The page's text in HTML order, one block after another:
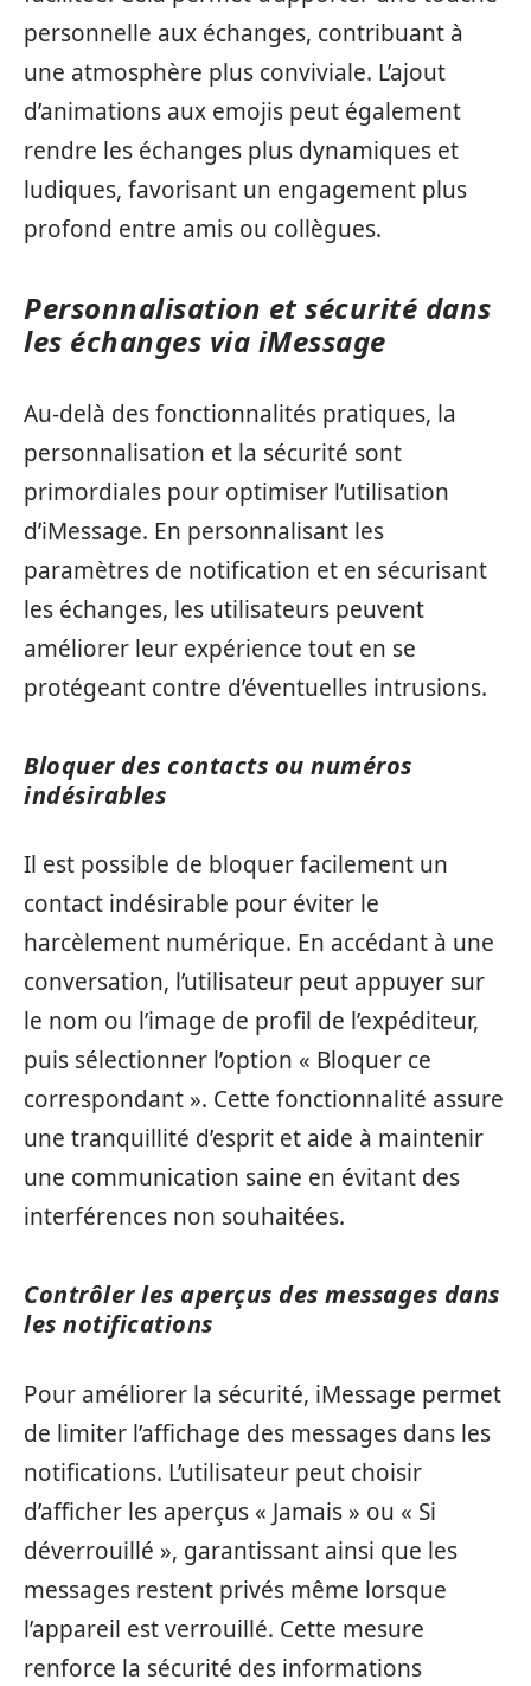
personnelle aux échanges, contribuant à
une atmosphère plus conviviale. L’ajout
d’animations aux emojis peut également
rendre les échanges plus dynamiques et
ludiques, favorisant un engagement plus
profond entre amis ou collègues.
Personnalisation et sécurité dans
les échanges via iMessage
Au-delà des fonctionnalités pratiques, la
personnalisation et la sécurité sont
primordiales pour optimiser l’utilisation
d’iMessage. En personnalisant les
paramètres de notification et en sécurisant
les échanges, les utilisateurs peuvent
améliorer leur expérience tout en se
protégeant contre d’éventuelles intrusions.
Bloquer des contacts ou numéros
indésirables
Il est possible de bloquer facilement un
contact indésirable pour éviter le
harcèlement numérique. En accédant à une
conversation, l’utilisateur peut appuyer sur
le nom ou l’image de profil de l’expéditeur,
puis sélectionner l’option « Bloquer ce
correspondant ». Cette fonctionnalité assure
une tranquillité d’esprit et aide à maintenir
une communication saine en évitant des
interférences non souhaitées.
Contrôler les aperçus des messages dans
les notifications
Pour améliorer la sécurité, iMessage permet
de limiter l’affichage des messages dans les
notifications. L’utilisateur peut choisir
d’afficher les aperçus « Jamais » ou « Si
déverrouillé », garantissant ainsi que les
messages restent privés même lorsque
l’appareil est verrouillé. Cette mesure
renforce la sécurité des informations